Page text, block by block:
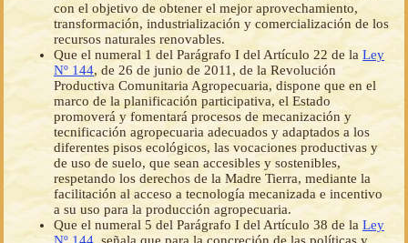
con el objetivo de obtener el mejor aprovechamiento,
transformación, industrialización y comercialización de los
recursos naturales renovables.
Que el numeral 1 del Parágrafo I del Artículo 22 de la Ley
Nº 144, de 26 de junio de 2011, de la Revolución
Productiva Comunitaria Agropecuaria, dispone que en el
marco de la planificación participativa, el Estado
promoverá y fomentará procesos de mecanización y
tecnificación agropecuaria adecuados y adaptados a los
diferentes pisos ecológicos, las vocaciones productivas y
de uso de suelo, que sean accesibles y sostenibles,
respetando los derechos de la Madre Tierra, mediante la
facilitación al acceso a tecnología mecanizada e incentivo
a su uso para la producción agropecuaria.
Que el numeral 5 del Parágrafo I del Artículo 38 de la Ley